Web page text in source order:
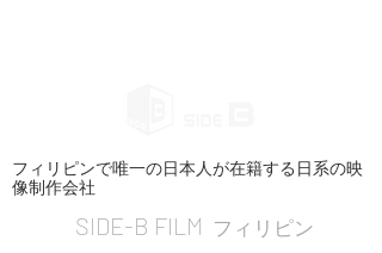
フィリピンで唯一の日本人が在籍する日系の映
像制作会社
SIDE-B FILM フィリピン